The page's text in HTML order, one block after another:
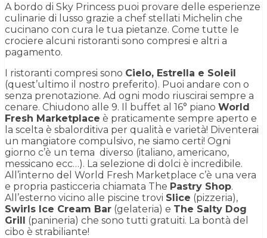
A bordo di Sky Princess puoi provare delle esperienze
culinarie di lusso grazie a chef stellati Michelin che
cucinano con cura le tua pietanze. Come tutte le
crociere alcuni ristoranti sono compresi e altri a
pagamento.
I ristoranti compresi sono Cielo, Estrella e Soleil
(quest’ultimo il nostro preferito). Puoi andare con o
senza prenotazione. Ad ogni modo riuscirai sempre a
cenare. Chiudono alle 9. Il buffet al 16° piano World
Fresh Marketplace è praticamente sempre aperto e
la scelta è sbalorditiva per qualità e varietà! Diventerai
un mangiatore compulsivo, ne siamo certi! Ogni
giorno c’è un tema diverso (italiano, americano,
messicano ecc…). La selezione di dolci è incredibile.
All’interno del World Fresh Marketplace c’è una vera
e propria pasticceria chiamata The Pastry Shop.
All’esterno vicino alle piscine trovi Slice (pizzeria),
Swirls Ice Cream Bar (gelateria) e The Salty Dog
Grill (panineria) che sono tutti gratuiti. La bontà del
cibo è strabiliante!